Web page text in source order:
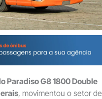
Paradiso G8 1800 Double
, movimentou o setor de